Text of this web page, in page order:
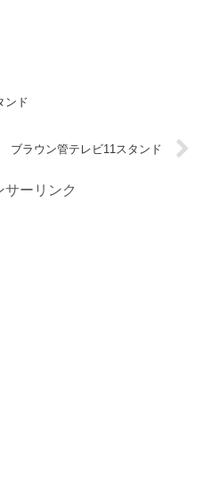
ンド
ブラウン管テレビ11スタンド
サーリンク